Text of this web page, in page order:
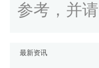
参考，并
最新资讯